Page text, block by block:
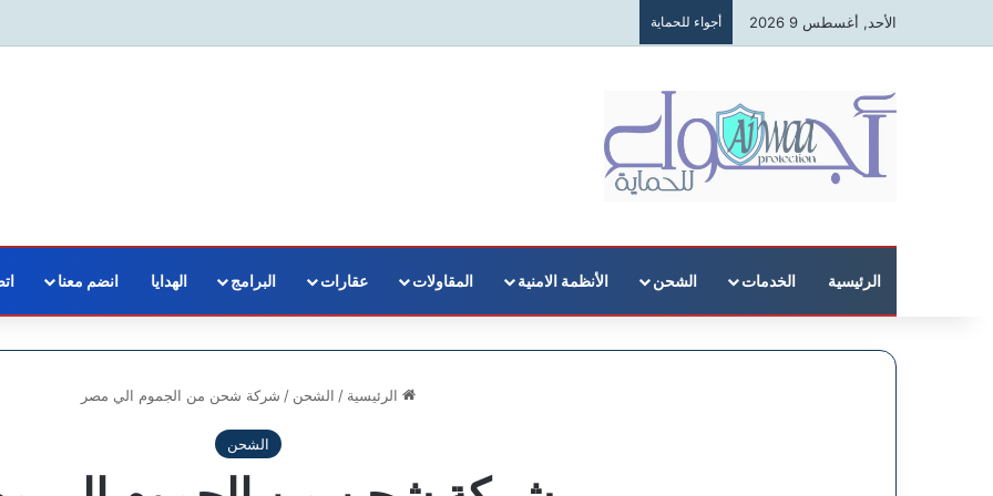
الأحد, أغسطس 9 2026 أجواء للحماية
الرئيسية الخدمات الشحن الأنظمة الامنية المقاولات عقارات البرامج الهدايا انضم معنا
الرئيسية / الشحن / شركة شحن من الجموم الي مصر
الشحن